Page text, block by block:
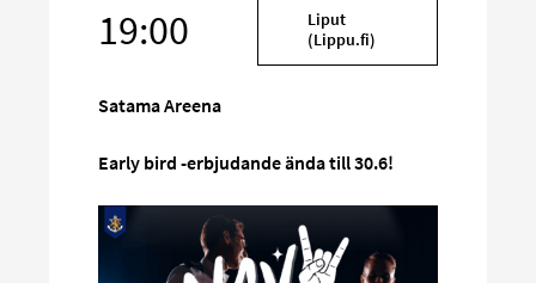
19:00
Liput
(Lippu.fi)
Satama Areena
Early bird -erbjudande ända till 30.6!